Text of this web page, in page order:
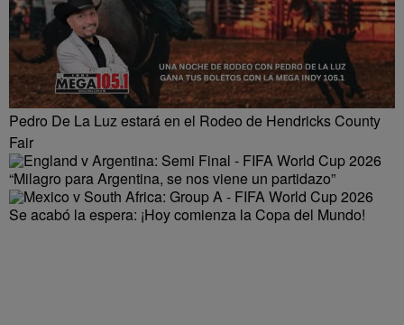
Pedro De La Luz estará en el Rodeo de Hendricks County
Fair
“Milagro para Argentina, se nos viene un partidazo”
Se acabó la espera: ¡Hoy comienza la Copa del Mundo!